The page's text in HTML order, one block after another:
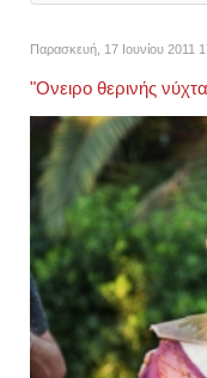
Παρασκευή, 17 Ιουνίου 2011
"Ονειρο θερινής